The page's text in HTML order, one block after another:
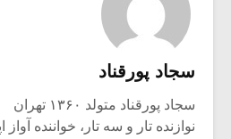
سجاد پورقناد
سجاد پورقناد متولد ۱۳۶۰ تهران
نوازنده تار و سه تار، خواننده